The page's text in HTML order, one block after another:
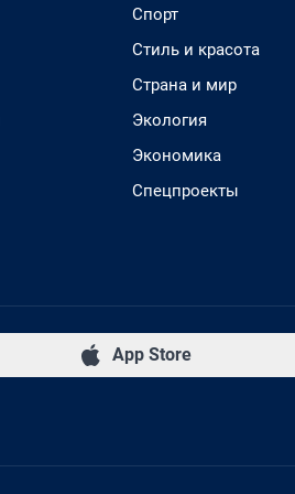
Спорт
Стиль и красота
Страна и мир
Экология
Экономика
Спецпроекты
App Store